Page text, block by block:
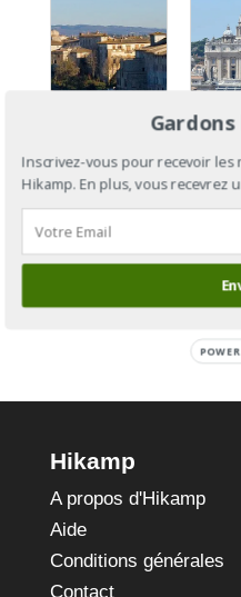
Francigena
Section 14
à Sienne
Hikamp
A propos d'Hikamp
Aide
Conditions générales
Contact
Inscrivez-vous pour recevoir les
Hikamp. En plus, vous recevrez